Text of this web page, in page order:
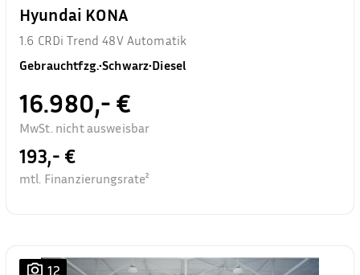
Hyundai KONA
1.6 CRDi Trend 48V Automatik
Gebrauchtfzg.•Schwarz•Diesel
16.980,- €
MwSt. nicht ausweisbar
193,- €
mtl. Finanzierungsrate²
12